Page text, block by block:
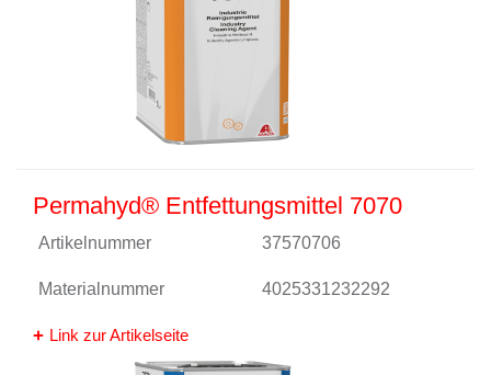
Permahyd® Entfettungsmittel 7070
Artikelnummer 37570706
Materialnummer 4025331232292
Link zur Artikelseite